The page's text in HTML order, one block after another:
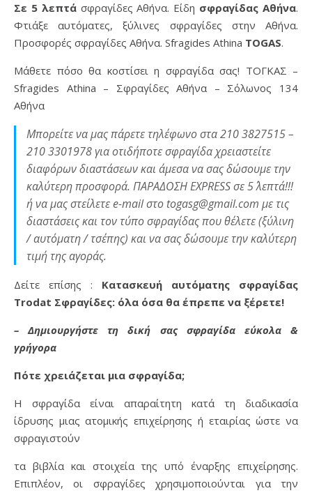
Σε 5 λεπτά σφραγίδες Αθήνα. Είδη σφραγίδας Αθήνα.
Φτιάξε αυτόματες, ξύλινες σφραγίδες στην Αθήνα.
Προσφορές σφραγίδες Αθήνα. Sfragides Athina TOGAS.
Μάθετε πόσο θα κοστίσει η σφραγίδα σας! ΤΟΓΚΑΣ –
Sfragides Athina – Σφραγίδες Αθήνα – Σόλωνος 134
Αθήνα
Μπορείτε να μας πάρετε τηλέφωνο στα 210 3827515 –
210 3301978 για οτιδήποτε σφραγίδα χρειαστείτε
διαφόρων διαστάσεων και άμεσα να σας δώσουμε την
καλύτερη προσφορά. ΠΑΡΑΔΟΣΗ EXPRESS σε 5΄ λεπτά!!!
ή να μας στείλετε e-mail στο togasg@gmail.com με τις
διαστάσεις και τον τύπο σφραγίδας που θέλετε (ξύλινη
/ αυτόματη / τσέπης) και να σας δώσουμε την καλύτερη
τιμή της αγοράς.
Δείτε επίσης : Κατασκευή αυτόματης σφραγίδας
Trodat Σφραγίδες: όλα όσα θα έπρεπε να ξέρετε!
– Δημιουργήστε τη δική σας σφραγίδα εύκολα &
γρήγορα
Πότε χρειάζεται μια σφραγίδα;
H σφραγίδα είναι απαραίτητη κατά τη διαδικασία
ίδρυσης μιας ατομικής επιχείρησης ή εταιρίας ώστε να
σφραγιστούν
τα βιβλία και στοιχεία της υπό έναρξης επιχείρησης.
Επιπλέον, οι σφραγίδες χρησιμοποιούνται για την